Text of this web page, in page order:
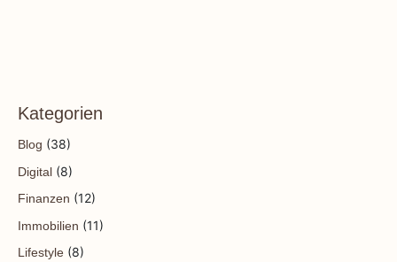
Kategorien
Blog (38)
Digital (8)
Finanzen (12)
Immobilien (11)
Lifestyle (8)